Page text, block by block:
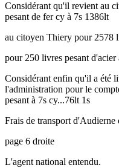
Considérant qu'il revient au
pesant de fer cy à 7s 1386lt
au citoyen Thiery pour 2578
pour 250 livres pesant d'acier
Considérant enfin qu'il a été
l'administration pour le
pesant à 7s cy...76lt 1s
Frais de transport d'Audierne
page 6 droite
L'agent national entendu.